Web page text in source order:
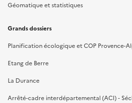
Géomatique et statistiques
Grands dossiers
Planification écologique et COP Provence-
Etang de Berre
La Durance
Arrêté-cadre interdépartemental (ACI) -